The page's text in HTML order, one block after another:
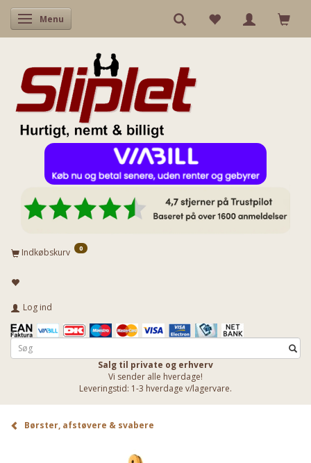
Skifte navigation
Menu
Indkøbskurv 0
Log ind
Salg til private og erhverv
Vi sender alle hverdage!
Leveringstid: 1-3 hverdage v/lagervare.
Børster, afstøvere & svabere